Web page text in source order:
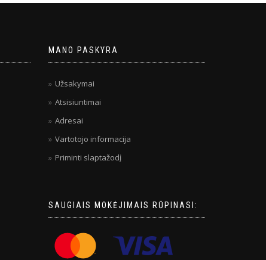
MANO PASKYRA
Užsakymai
Atsisiuntimai
Adresai
Vartotojo informacija
Priminti slaptažodį
SAUGIAIS MOKĖJIMAIS RŪPINASI: